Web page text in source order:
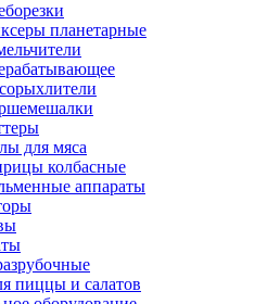
планетарные
для мяса
колбасные
аппараты
пиццы и салатов